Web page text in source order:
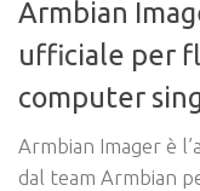
Armbian
ufficiale per
computer
Armbian Imager è
dal team Armbian